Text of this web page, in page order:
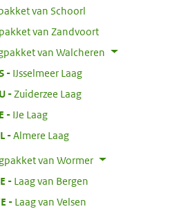
van Schoorl
van Zandvoort
van Walcheren
:
IJsselmeer Laag
:
Zuiderzee Laag
IJe Laag
Almere Laag
van Wormer
Laag van Bergen
Laag van Velsen